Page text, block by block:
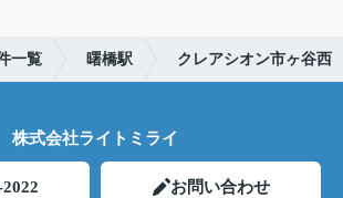
一覧 曙橋駅 クレアシオン市ヶ谷西
株式会社ライトミライ
お問い合わせ